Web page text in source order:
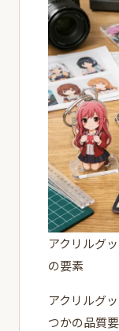
アクリルグ
の要素
アクリルグ
つかの品質